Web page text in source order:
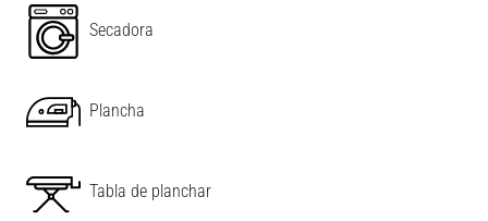
Secadora
Plancha
Tabla de planchar